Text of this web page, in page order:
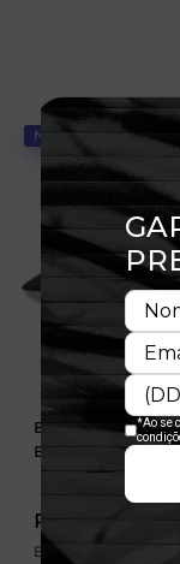
NOVIDADE
Boné 9FIFTY Pré-
Buffalo Braves Suede
R$ 349,99
Em até 6x de 58,33